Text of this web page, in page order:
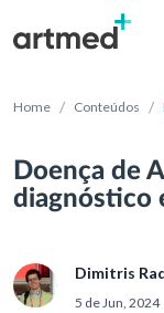
Home / Conteúdos /
Doença de
diagnóstico
Dimitris
5 de Jun, 2024